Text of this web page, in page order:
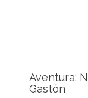
Aventura:
Gastón